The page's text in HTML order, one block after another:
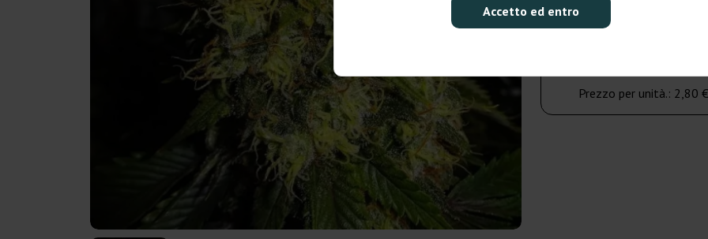
Accetto ed entro
Numero di confezioni:
Prezzo per unità.: 2,80 €